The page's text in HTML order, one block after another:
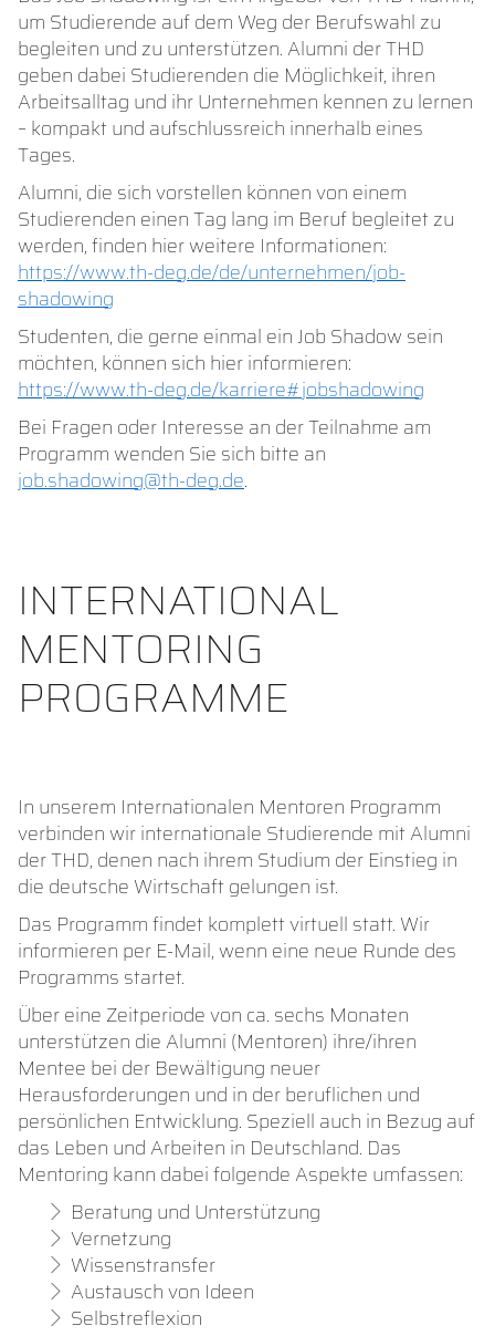
um Studierende auf dem Weg der Berufswahl zu
begleiten und zu unterstützen. Alumni der THD
geben dabei Studierenden die Möglichkeit, ihren
Arbeitsalltag und ihr Unternehmen kennen zu lernen
– kompakt und aufschlussreich innerhalb eines
Tages.
Alumni, die sich vorstellen können von einem
Studierenden einen Tag lang im Beruf begleitet zu
werden, finden hier weitere Informationen:
https://www.th-deg.de/de/unternehmen/job-
shadowing
Studenten, die gerne einmal ein Job Shadow sein
möchten, können sich hier informieren:
https://www.th-deg.de/karriere#jobshadowing
Bei Fragen oder Interesse an der Teilnahme am
Programm wenden Sie sich bitte an
job.shadowing@th-deg.de.
INTERNATIONAL
MENTORING
PROGRAMME
In unserem Internationalen Mentoren Programm
verbinden wir internationale Studierende mit Alumni
der THD, denen nach ihrem Studium der Einstieg in
die deutsche Wirtschaft gelungen ist.
Das Programm findet komplett virtuell statt. Wir
informieren per E-Mail, wenn eine neue Runde des
Programms startet.
Über eine Zeitperiode von ca. sechs Monaten
unterstützen die Alumni (Mentoren) ihre/ihren
Mentee bei der Bewältigung neuer
Herausforderungen und in der beruflichen und
persönlichen Entwicklung. Speziell auch in Bezug auf
das Leben und Arbeiten in Deutschland. Das
Mentoring kann dabei folgende Aspekte umfassen:
Beratung und Unterstützung
Vernetzung
Wissenstransfer
Austausch von Ideen
Selbstreflexion